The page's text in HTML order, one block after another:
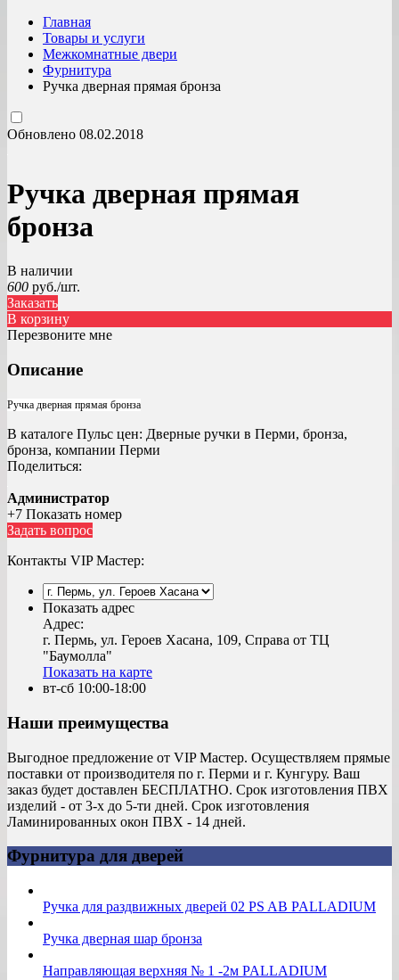
Главная
Товары и услуги
Межкомнатные двери
Фурнитура
Ручка дверная прямая бронза
Обновлено 08.02.2018
Ручка дверная прямая
бронза
В наличии
600 руб./шт.
Заказать
В корзину
Перезвоните мне
Описание
Ручка дверная прямая бронза
В каталоге Пульс цен: Дверные ручки в Перми, бронза,
бронза, компании Перми
Поделиться:
Администратор
+7 Показать номер
Задать вопрос
Контакты VIP Мастер:
Показать адрес
Адрес:
г. Пермь, ул. Героев Хасана, 109, Справа от ТЦ
"Баумолла"
Показать на карте
вт-сб 10:00-18:00
Наши преимущества
Выгодное предложение от VIP Мастер. Осуществляем прямые
поставки от производителя по г. Перми и г. Кунгуру. Ваш
заказ будет доставлен БЕСПЛАТНО. Срок изготовления ПВХ
изделий - от 3-х до 5-ти дней. Срок изготовления
Ламинированных окон ПВХ - 14 дней.
Фурнитура для дверей
Ручка для раздвижных дверей 02 PS AB PALLADIUM
Ручка дверная шар бронза
Направляющая верхняя № 1 -2м PALLADIUM